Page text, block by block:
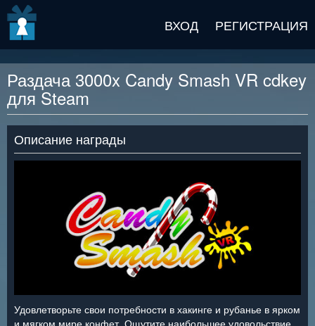
ВХОД РЕГИСТРАЦИЯ
Раздача 3000x Candy Smash VR cdkey
для Steam
Описание награды
Удовлетворьте свои потребности в хакинге и рубанье в ярком
и мягком мире конфет. Ощутите наибольшее удовольствие,